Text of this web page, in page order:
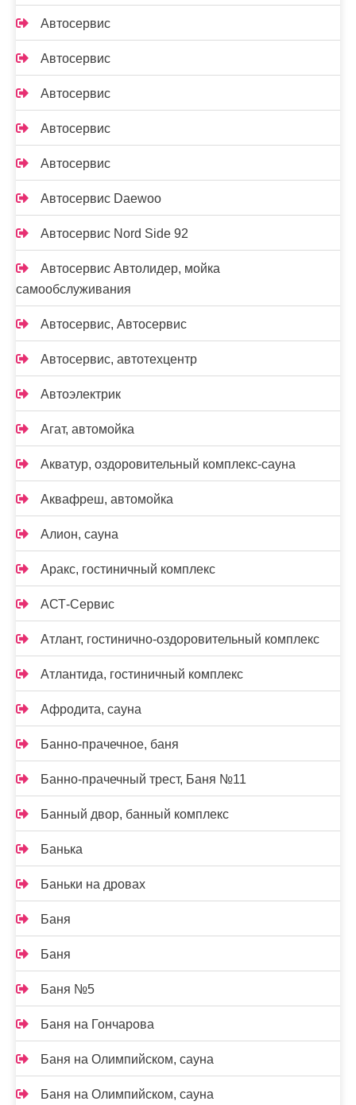
Автосервис
Автосервис
Автосервис
Автосервис
Автосервис
Автосервис Daewoo
Автосервис Nord Side 92
Автосервис Автолидер, мойка
самообслуживания
Автосервис, Автосервис
Автосервис, автотехцентр
Автоэлектрик
Агат, автомойка
Акватур, оздоровительный комплекс-сауна
Аквафреш, автомойка
Алион, сауна
Аракс, гостиничный комплекс
АСТ-Сервис
Атлант, гостинично-оздоровительный комплекс
Атлантида, гостиничный комплекс
Афродита, сауна
Банно-прачечное, баня
Банно-прачечный трест, Баня №11
Банный двор, банный комплекс
Банька
Баньки на дровах
Баня
Баня
Баня №5
Баня на Гончарова
Баня на Олимпийском, сауна
Баня на Олимпийском, сауна